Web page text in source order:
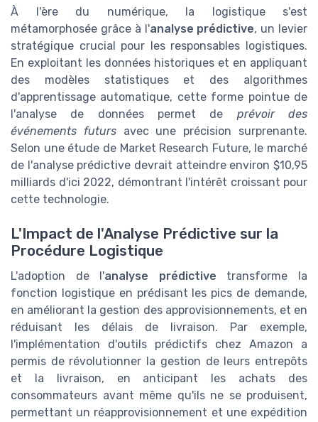
À l'ère du numérique, la logistique s'est
métamorphosée grâce à l'analyse prédictive, un levier
stratégique crucial pour les responsables logistiques.
En exploitant les données historiques et en appliquant
des modèles statistiques et des algorithmes
d'apprentissage automatique, cette forme pointue de
l'analyse de données permet de prévoir des
événements futursavec une précision surprenante.
Selon une étude de Market Research Future, le marché
de l'analyse prédictive devrait atteindre environ $10,95
milliards d'ici 2022, démontrant l'intérêt croissant pour
cette technologie.
L'Impact de l'Analyse Prédictive sur la
Procédure Logistique
L'adoption de l'analyse prédictive transforme la
fonction logistique en prédisant les pics de demande,
en améliorant la gestion des approvisionnements, et en
réduisant les délais de livraison. Par exemple,
l'implémentation d'outils prédictifs chez Amazon a
permis de révolutionner la gestion de leurs entrepôts
et la livraison, en anticipant les achats des
consommateurs avant même qu'ils ne se produisent,
permettant un réapprovisionnement et une expédition